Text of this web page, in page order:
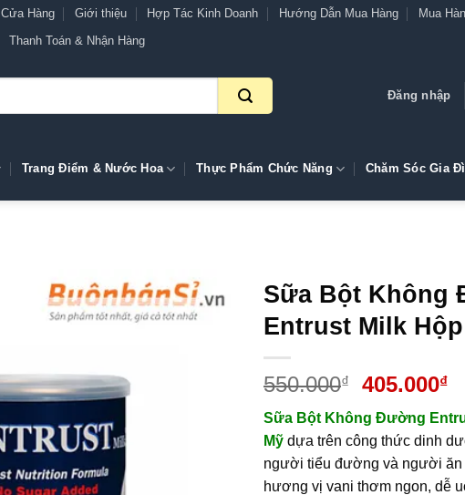
Cửa Hàng Giới thiệu Hợp Tác Kinh Doanh Hướng Dẫn Mua Hàng
Mua
Thanh Toán & Nhận Hàng
Đăng nhập
Trang Điểm & Nước Hoa Thực Phẩm Chức Năng Chăm Sóc Gia
Sữa Bột Không
Entrust Milk
550.000₫
Giá
gốc
là:
550.000₫.
405.000₫
Sữa Bột Không Đường
Mỹ dựa trên công thức dinh
người tiểu đường và người ăn
hương vị vani thơm ngon, dễ